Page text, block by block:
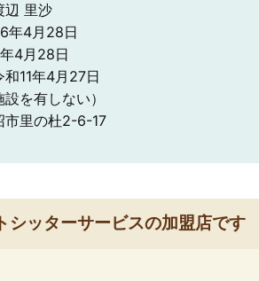
里沙
年4月28日
4月28日
11年4月27日
を有しない）
里の杜2-6-17
シッターサービスの加盟店です